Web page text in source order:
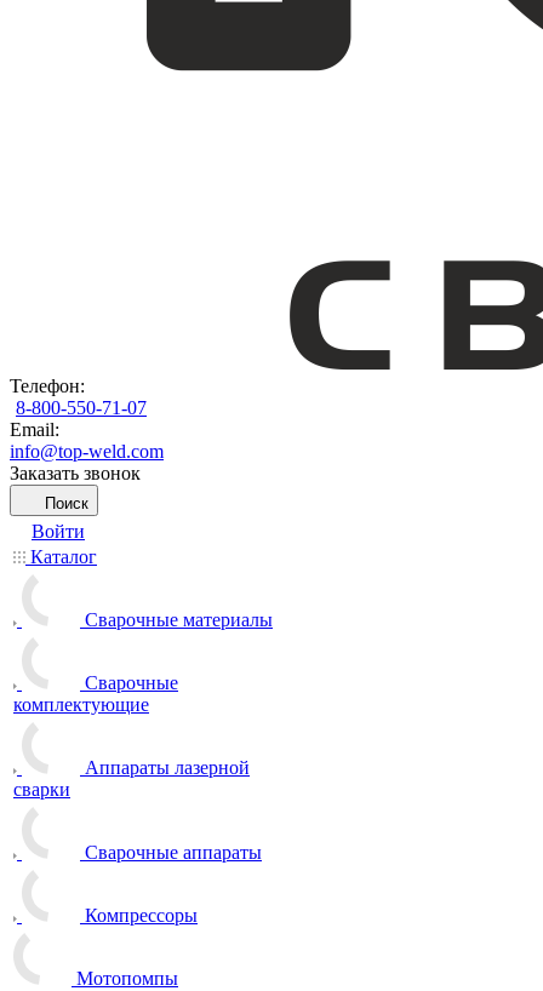
Телефон:
8-800-550-71-07
Email:
info@top-weld.com
Заказать звонок
Поиск
Войти
Каталог
Сварочные материалы
Сварочные
комплектующие
Аппараты лазерной
сварки
Сварочные аппараты
Компрессоры
Мотопомпы